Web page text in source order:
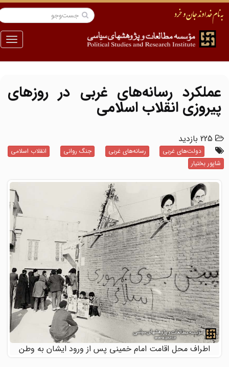
منو
عملکرد رسانه‌های غربی در روزهای
پیروزی انقلاب اسلامی
225 بازدید
دولت‌های غربی رسانه‌های غربی جنگ روانی
انقلاب اسلامی
شاپور بختیار
اطراف محل اقامت امام خمینی پس از ورود ایشان به وطن